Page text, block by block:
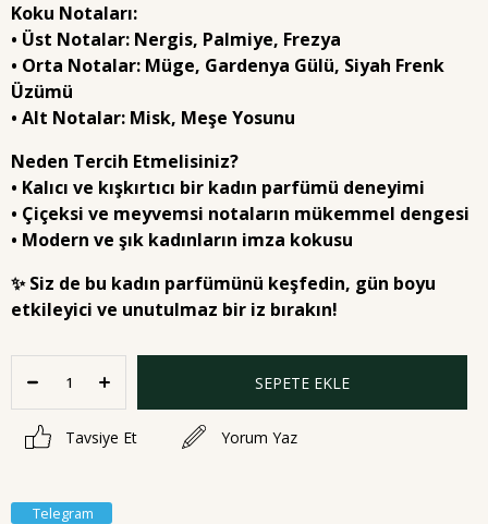
Koku Notaları:
• Üst Notalar: Nergis, Palmiye, Frezya
• Orta Notalar: Müge, Gardenya Gülü, Siyah Frenk
Üzümü
• Alt Notalar: Misk, Meşe Yosunu
Neden Tercih Etmelisiniz?
• Kalıcı ve kışkırtıcı bir kadın parfümü deneyimi
• Çiçeksi ve meyvemsi notaların mükemmel dengesi
• Modern ve şık kadınların imza kokusu
✨Siz de bu kadın parfümünü keşfedin, gün boyu
etkileyici ve unutulmaz bir iz bırakın!
Tavsiye Et Yorum Yaz
Telegram